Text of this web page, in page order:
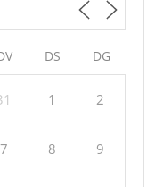
DS DG
1 2
7 8 9